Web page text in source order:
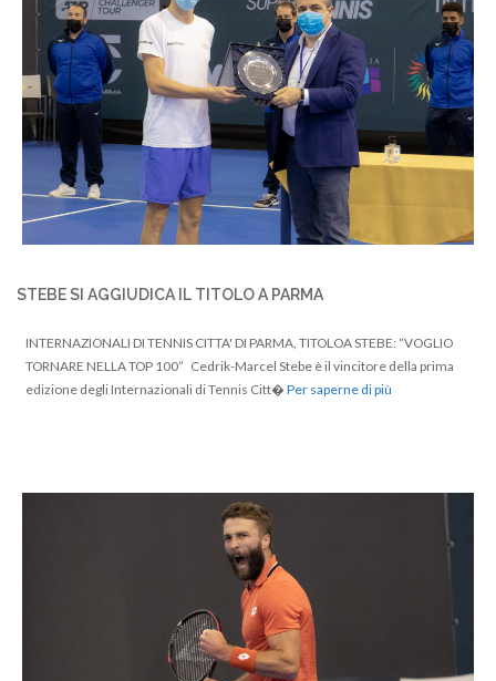
STEBE SI AGGIUDICA IL TITOLO A PARMA
INTERNAZIONALI DI TENNIS CITTA' DI PARMA, TITOLOA STEBE: “VOGLIO
TORNARE NELLA TOP 100” Cedrik-Marcel Stebe è il vincitore della prima
edizione degli Internazionali di Tennis Citt�Per saperne di più